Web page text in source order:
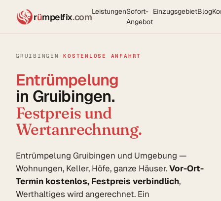
rümpelfix.comLeistungenSofort-
Angebot
EinzugsgebietBlog
GRUIBINGEN ·KOSTENLOSE ANFAHRT
Entrümpelung
in Gruibingen.
Festpreis und
Wertanrechnung.
Entrümpelung Gruibingen und Umgebung —
Wohnungen, Keller, Höfe, ganze Häuser.Vor-Ort-
Termin kostenlos, Festpreis verbindlich,
Werthaltiges wird angerechnet. Ein